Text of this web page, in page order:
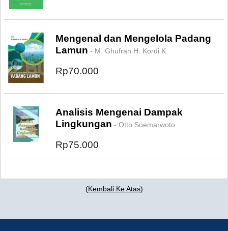
Mengenal dan Mengelola Padang
Lamun - M. Ghufran H. Kordi K.
Rp70.000
Analisis Mengenai Dampak
Lingkungan - Otto Soemarwoto
Rp75.000
(Kembali Ke Atas)